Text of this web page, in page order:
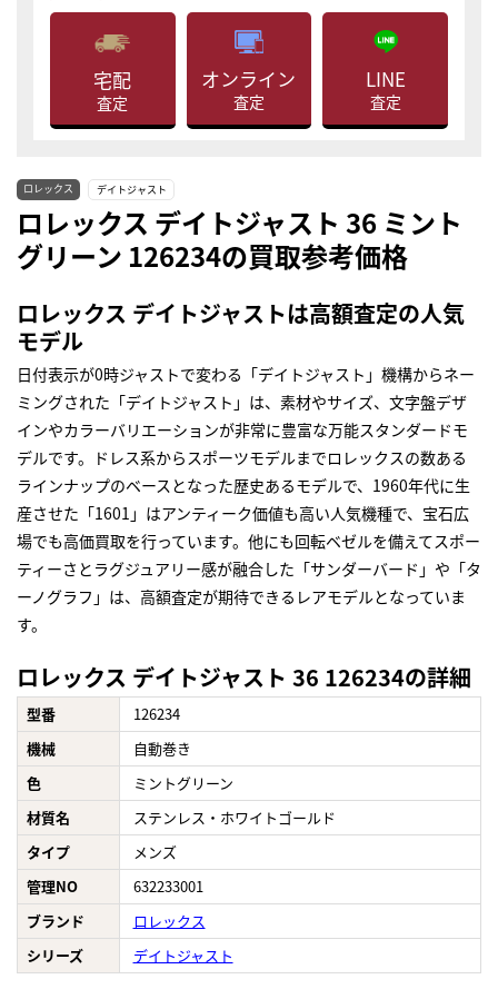
宅配
査定
オンライン
査定
LINE
査定
ロレックス デイトジャスト
ロレックス デイトジャスト 36 ミント
グリーン 126234の買取参考価格
ロレックス デイトジャストは高額査定の人気
モデル
日付表示が0時ジャストで変わる「デイトジャスト」機構からネー
ミングされた「デイトジャスト」は、素材やサイズ、文字盤デザ
インやカラーバリエーションが非常に豊富な万能スタンダードモ
デルです。ドレス系からスポーツモデルまでロレックスの数ある
ラインナップのベースとなった歴史あるモデルで、1960年代に生
産させた「1601」はアンティーク価値も高い人気機種で、宝石広
場でも高価買取を行っています。他にも回転ベゼルを備えてスポー
ティーさとラグジュアリー感が融合した「サンダーバード」や「タ
ーノグラフ」は、高額査定が期待できるレアモデルとなっていま
す。
ロレックス デイトジャスト 36 126234の詳細
型番
126234
機械
自動巻き
色
ミントグリーン
材質名
ステンレス・ホワイトゴールド
タイプ
メンズ
管理NO
632233001
ブランド
ロレックス
シリーズ
デイトジャスト